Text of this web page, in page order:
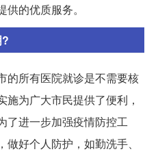
的优质服务。
的所有医院就诊是不需要核
为广大市民提供了便利，
了进一步加强疫情防控工
好个人防护，如勤洗手、